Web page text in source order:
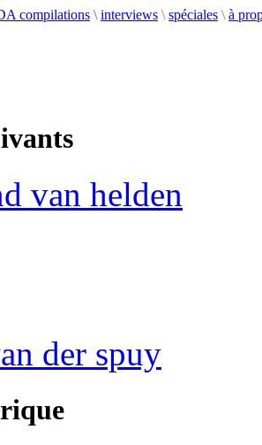
compilations \ interviews \ spéciales \ à
van helden
der spuy